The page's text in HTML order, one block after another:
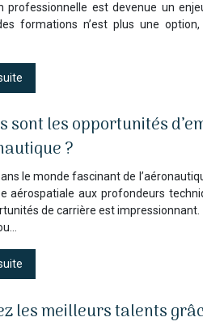
professionnelle est devenue un
formations n’est plus une
sont les opportunités
?
le monde fascinant de
aérospatiale aux profondeurs
de carrière est impressionnant.
les meilleurs talents